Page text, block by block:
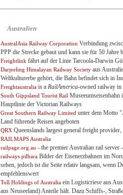
Australien
AustralAsia Railway Corporation Verbindung
PPP die Strecke gebaut und kann sie für 50 Jahre
Freightlink fährt auf der Linie Tarcoola-Darwin
Darjeeling Himalayan Railway Society aus
Weltkulturerbe gehört, die Bahn befindet sich in
Freightaustralia is a RailAmerica-owned railway in
South Gippsland Tourist Rail
Hauptlinie der Victorian Railways
Great Southern Railway Limited unter dem Motto
Land führende Reisen angeboten
QRX Queenslands largest general freight
RAILMAPS Australia
railpage.org.au - the premier Australian rail server
railways pilbara Bilder der Eisenerzbahnen im
sehen, jedoch ist die Seite relativ langsam, wenn
empfehlenswert
Toll Holdings of Australia ein Logisticriese aus
aus Neuseeland) Anteile hält. Dazu Schiffs-,